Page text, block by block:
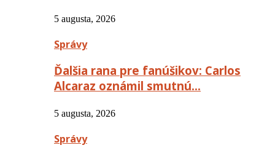
5 augusta, 2026
Správy
Ďalšia rana pre fanúšikov: Carlos
Alcaraz oznámil smutnú…
5 augusta, 2026
Správy